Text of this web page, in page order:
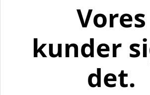
Vores
kunder
det.